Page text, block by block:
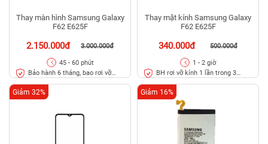
Thay màn hình Samsung Galaxy
F62 E625F
2.150.000đ 3.000.000đ
45 - 60 phút
Bảo hành 6 tháng, bao rơi vỡ
Thay mặt kính Samsung Galaxy
F62 E625F
340.000đ 500.000đ
1 - 2 giờ
BH rơi vỡ kính 1 lần trong 3
Giảm 32% Giảm 16%